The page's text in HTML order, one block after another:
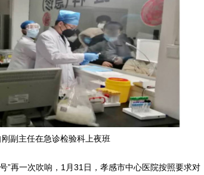
副主任在急诊检验科上夜班
再一次吹响，1月31日，孝感市中心医院按照要求对